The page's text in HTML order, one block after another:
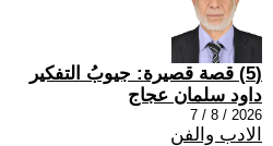
(5) قصة قصيرة: جيوبُ التفكير
داود سلمان عجاج
2026 / 8 / 7
الادب والفن